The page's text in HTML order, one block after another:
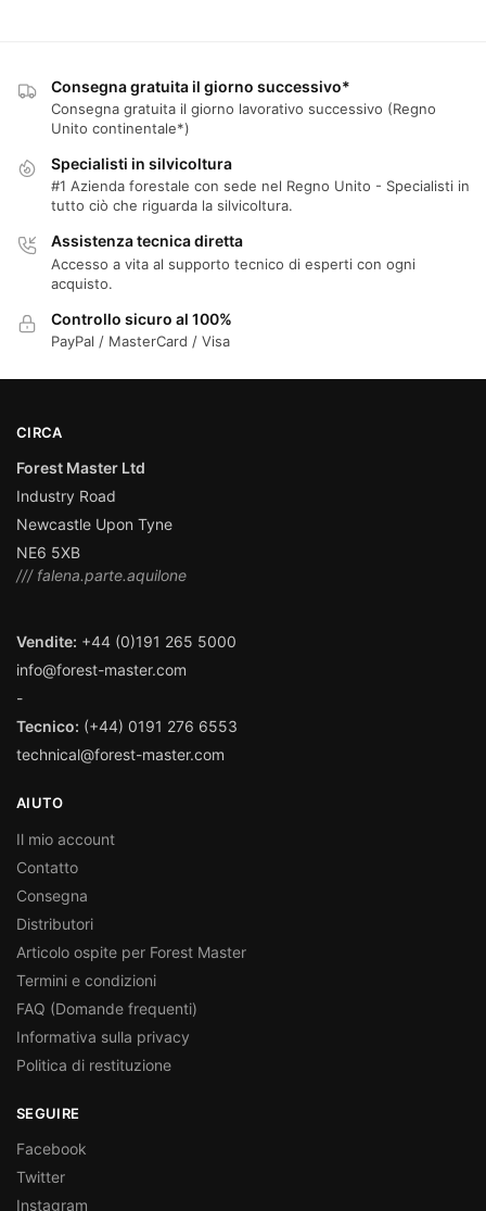
Consegna gratuita il giorno successivo*
Consegna gratuita il giorno lavorativo successivo (Regno
Unito continentale*)
Specialisti in silvicoltura
#1 Azienda forestale con sede nel Regno Unito - Specialisti in
tutto ciò che riguarda la silvicoltura.
Assistenza tecnica diretta
Accesso a vita al supporto tecnico di esperti con ogni
acquisto.
Controllo sicuro al 100%
PayPal / MasterCard / Visa
CIRCA
Forest Master Ltd
Industry Road
Newcastle Upon Tyne
NE6 5XB
/// falena.parte.aquilone
Vendite: +44 (0)191 265 5000
info@forest-master.com
-
Tecnico: (+44) 0191 276 6553
technical@forest-master.com
AIUTO
Il mio account
Contatto
Consegna
Distributori
Articolo ospite per Forest Master
Termini e condizioni
FAQ (Domande frequenti)
Informativa sulla privacy
Politica di restituzione
SEGUIRE
Facebook
Twitter
Instagram